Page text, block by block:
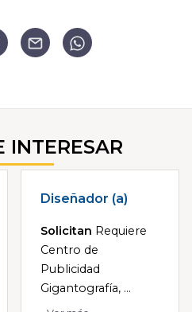
INTERESAR
Diseñador (a)
Solicitan Requiere
Centro de
Publicidad
Gigantografía, ...